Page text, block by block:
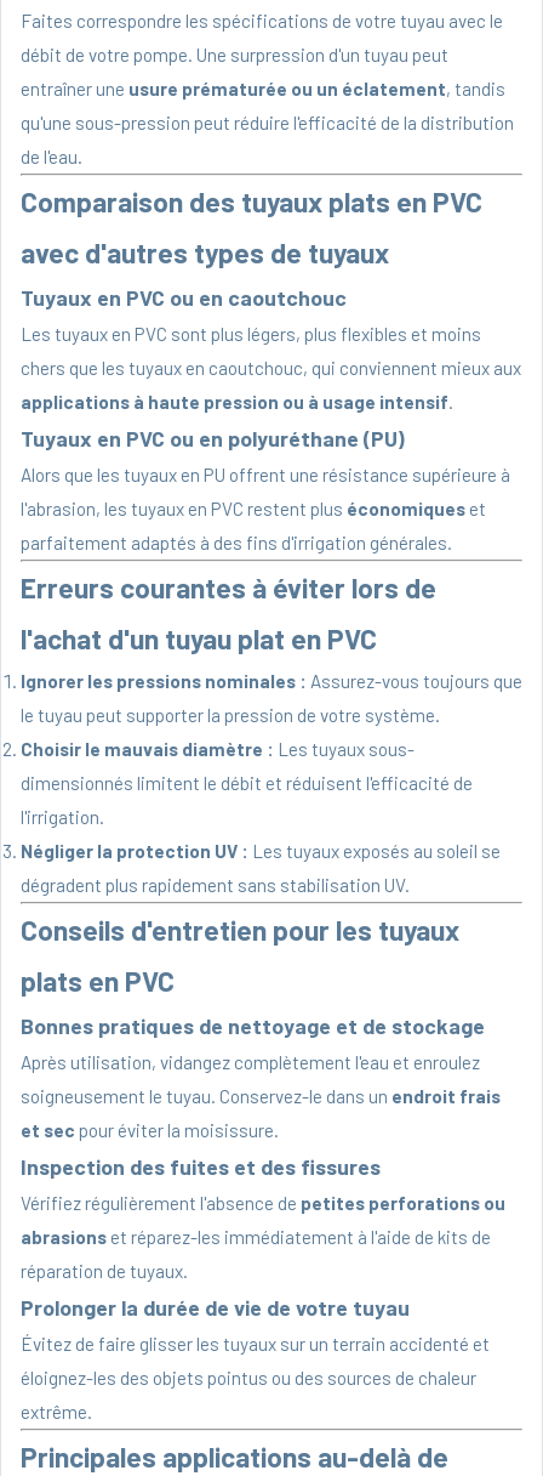
Faites correspondre les spécifications de votre tuyau avec le
débit de votre pompe. Une surpression d'un tuyau peut
entraîner une usure prématurée ou un éclatement, tandis
qu'une sous-pression peut réduire l'efficacité de la distribution
de l'eau.
Comparaison des tuyaux plats en PVC
avec d'autres types de tuyaux
Tuyaux en PVC ou en caoutchouc
Les tuyaux en PVC sont plus légers, plus flexibles et moins
chers que les tuyaux en caoutchouc, qui conviennent mieux aux
applications à haute pression ou à usage intensif.
Tuyaux en PVC ou en polyuréthane (PU)
Alors que les tuyaux en PU offrent une résistance supérieure à
l'abrasion, les tuyaux en PVC restent plus économiques et
parfaitement adaptés à des fins d'irrigation générales.
Erreurs courantes à éviter lors de
l'achat d'un tuyau plat en PVC
Ignorer les pressions nominales : Assurez-vous toujours que
le tuyau peut supporter la pression de votre système.
Choisir le mauvais diamètre : Les tuyaux sous-
dimensionnés limitent le débit et réduisent l'efficacité de
l'irrigation.
Négliger la protection UV : Les tuyaux exposés au soleil se
dégradent plus rapidement sans stabilisation UV.
Conseils d'entretien pour les tuyaux
plats en PVC
Bonnes pratiques de nettoyage et de stockage
Après utilisation, vidangez complètement l'eau et enroulez
soigneusement le tuyau. Conservez-le dans un endroit frais
et sec pour éviter la moisissure.
Inspection des fuites et des fissures
Vérifiez régulièrement l'absence de petites perforations ou
abrasions et réparez-les immédiatement à l'aide de kits de
réparation de tuyaux.
Prolonger la durée de vie de votre tuyau
Évitez de faire glisser les tuyaux sur un terrain accidenté et
éloignez-les des objets pointus ou des sources de chaleur
extrême.
Principales applications au-delà de